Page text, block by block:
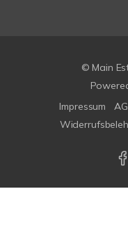
© Main
Impressum